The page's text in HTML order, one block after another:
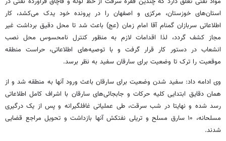
استان‌های خوزستان، مرکزی و اصفهان را در پرونده خود یدک می‌کشد، کار
اطلاعاتی سربازان گمنام آقا امام زمان (عج) باعث شد تا محل دقیق برداشت غیر
مجاز کشف گردد، لذا اقدامات لازم به منظور کنترل نامحسوس محل نصب
انشعاب در دستور کار قرار گرفت و با توصیه‌های اطلاعاتی، حراست منطقه
موقعیت را ترک تا وضعیت برای سارقان سفید به نظر برسد.
وی ادامه داد: سفید شدن وضعیت برای سارقان باعث ورود آنها به منطقه شد و از
همان دقایق ابتدایی کلیه حرکات و جابجائی‌های سارقان با اشراف کامل اطلاعاتی
رسد شده و نهایتا در شب سرقت، طی عملیاتی غافلگیرانه و پس از یک درگیری
مسلحانه، ۱۰ سارق مسلح و تریلی نفتکش آنها بازداشت و تحویل مراجع قضایی
شدند.